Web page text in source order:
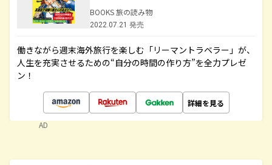
BOOKS 旅の読み物
2022.07.21 発売
働きながら週末海外旅行を楽しむ「リーマントラベラー」が、
人生を充実させるための“自分の時間の作り方”を全力プレゼ
ン！
詳細を見る
AD